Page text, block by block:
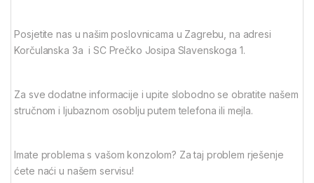
Posjetite nas u našim poslovnicama u Zagrebu, na adresi
Korčulanska 3a i SC Prečko Josipa Slavenskoga 1.
Za sve dodatne informacije i upite slobodno se obratite našem
stručnom i ljubaznom osoblju putem telefona ili mejla.
Imate problema s vašom konzolom? Za taj problem rješenje
ćete naći u našem servisu!